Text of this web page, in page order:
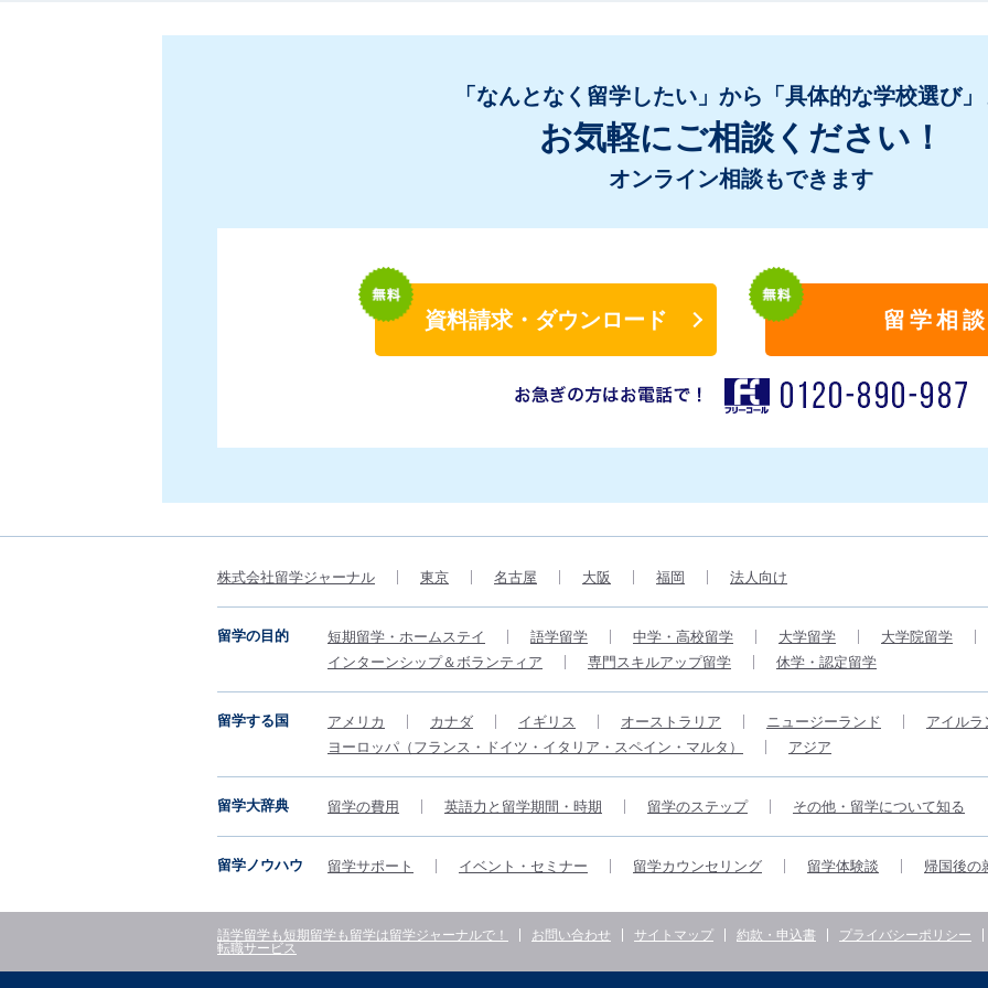
「なんとなく留学したい」から「具体的な学校選び
お気軽にご相談ください！
オンライン相談もできます
資料請求・ダウンロード 留学相談
株式会社留学ジャーナル 東京 名古屋 大阪 福岡 法人向け
留学の目的 短期留学・ホームステイ 語学留学 中学・高校留学 大学留学
大学院留学
インターンシップ＆ボランティア
専門スキルアップ留学 休学・認定留学
留学する国 アメリカ カナダ イギリス オーストラリア ニュージーランド
アイルラ
ヨーロッパ（フランス・ドイツ・イタリア・スペイン・マルタ）
アジア
留学大辞典 留学の費用 英語力と留学期間・時期 留学のステップ その他・留学について知る
留学ノウハウ 留学サポート イベント・セミナー 留学カウンセリング 留学体験談 帰国後の
語学留学も短期留学も留学は留学ジャーナルで！ お問い合わせ サイトマップ 約款・申込書
プライバシーポリシー
転職サービス